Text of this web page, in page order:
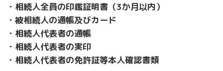
・相続人全員の印鑑証明書（3か月以内）
・被相続人の通帳及びカード
・相続人代表者の通帳
・相続人代表者の実印
・相続人代表者の免許証等本人確認書類